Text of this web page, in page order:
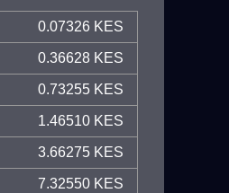
0.07326 KES
0.36628 KES
0.73255 KES
1.46510 KES
3.66275 KES
7.32550 KES